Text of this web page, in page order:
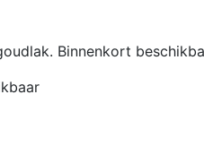
Binnenkort